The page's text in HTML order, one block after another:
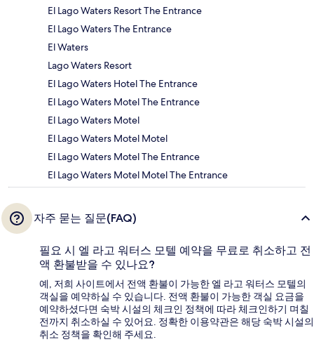
El Lago Waters Resort The Entrance
El Lago Waters The Entrance
El Waters
Lago Waters Resort
El Lago Waters Hotel The Entrance
El Lago Waters Motel The Entrance
El Lago Waters Motel
El Lago Waters Motel Motel
El Lago Waters Motel The Entrance
El Lago Waters Motel Motel The Entrance
자주 묻는 질문(FAQ)
필요 시 엘 라고 워터스 모텔 예약을 무료로 취소하고 전
액 환불받을 수 있나요?
예, 저희 사이트에서 전액 환불이 가능한 엘 라고 워터스 모텔의
객실을 예약하실 수 있습니다. 전액 환불이 가능한 객실 요금을
예약하셨다면 숙박 시설의 체크인 정책에 따라 체크인하기 며칠
전까지 취소하실 수 있어요. 정확한 이용약관은 해당 숙박 시설의
취소 정책을 확인해 주세요.